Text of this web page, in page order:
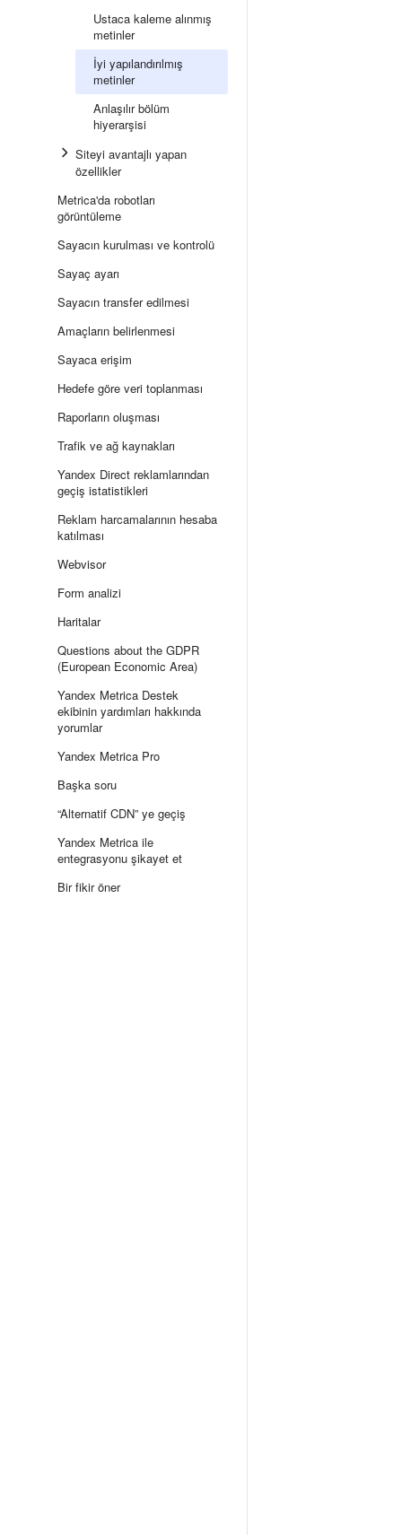
Ustaca kaleme alınmış
metinler
İyi yapılandırılmış
metinler
Anlaşılır bölüm
hiyerarşisi
Siteyi avantajlı yapan
özellikler
Metrica'da robotları
görüntüleme
Sayacın kurulması ve kontrolü
Sayaç ayarı
Sayacın transfer edilmesi
Amaçların belirlenmesi
Sayaca erişim
Hedefe göre veri toplanması
Raporların oluşması
Trafik ve ağ kaynakları
Yandex Direct reklamlarından
geçiş istatistikleri
Reklam harcamalarının hesaba
katılması
Webvisor
Form analizi
Haritalar
Questions about the GDPR
(European Economic Area)
Yandex Metrica Destek
ekibinin yardımları hakkında
yorumlar
Yandex Metrica Pro
Başka soru
“Alternatif CDN” ye geçiş
Yandex Metrica ile
entegrasyonu şikayet et
Bir fikir öner